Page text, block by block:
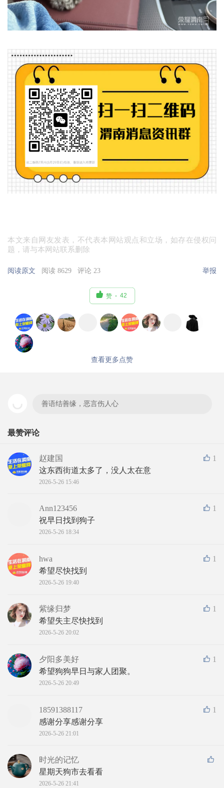
本文来自网友发表，不代表本网站观点和立场，如存在侵权问
题，请与本网站联系删除
阅读原文 阅读 8629 评论 23 举报
 赞 42
查看更多点赞
善语结善缘，恶言伤人心
最赞评论
1
赵建国
这东西街道太多了，没人太在意
2026-5-26 15:46
1
Ann123456
祝早日找到狗子
2026-5-26 18:34
1
hwa
希望尽快找到
2026-5-26 19:40
1
紫缘归梦
希望失主尽快找到
2026-5-26 20:02
1
夕阳多美好
希望狗狗早日与家人团聚。
2026-5-26 20:49
1
18591388117
感谢分享感谢分享
2026-5-26 21:01
时光的记忆
星期天狗市去看看
2026-5-26 21:41